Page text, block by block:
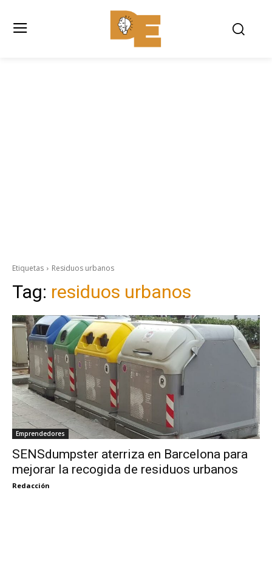
Etiquetas Residuos urbanos
Tag: residuos urbanos
Emprendedores
SENSdumpster aterriza en Barcelona para
mejorar la recogida de residuos urbanos
Redacción